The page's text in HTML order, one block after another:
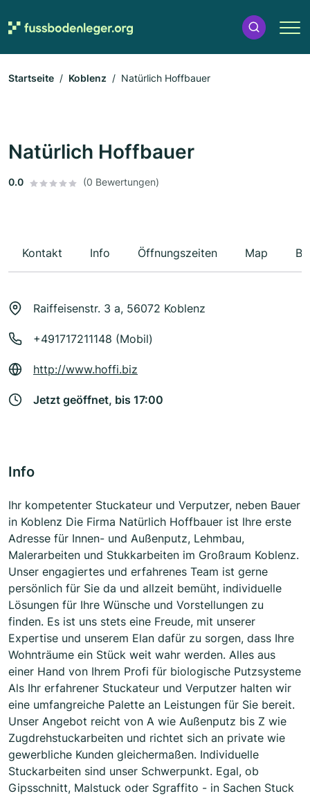
Startseite Koblenz Natürlich Hoffbauer
Natürlich Hoffbauer
0.0 (0 Bewertungen)
Kontakt Info Öffnungszeiten Map
Raiffeisenstr. 3 a, 56072 Koblenz
+491717211148 (Mobil)
http://www.hoffi.biz
Jetzt geöffnet, bis 17:00
Info
Ihr kompetenter Stuckateur und Verputzer, neben Bauer
in Koblenz Die Firma Natürlich Hoffbauer ist Ihre erste
Adresse für Innen- und Außenputz, Lehmbau,
Malerarbeiten und Stukkarbeiten im Großraum Koblenz.
Unser engagiertes und erfahrenes Team ist gerne
persönlich für Sie da und allzeit bemüht, individuelle
Lösungen für Ihre Wünsche und Vorstellungen zu
finden. Es ist uns stets eine Freude, mit unserer
Expertise und unserem Elan dafür zu sorgen, dass Ihre
Wohnträume ein Stück weit wahr werden. Alles aus
einer Hand von Ihrem Profi für biologische Putzsysteme
Als Ihr erfahrener Stuckateur und Verputzer halten wir
eine umfangreiche Palette an Leistungen für Sie bereit.
Unser Angebot reicht von A wie Außenputz bis Z wie
Zugdrehstuckarbeiten und richtet sich an private wie
gewerbliche Kunden gleichermaßen. Individuelle
Stuckarbeiten sind unser Schwerpunkt. Egal, ob
Gipsschnitt, Malstuck oder Sgraffito - in Sachen Stuck